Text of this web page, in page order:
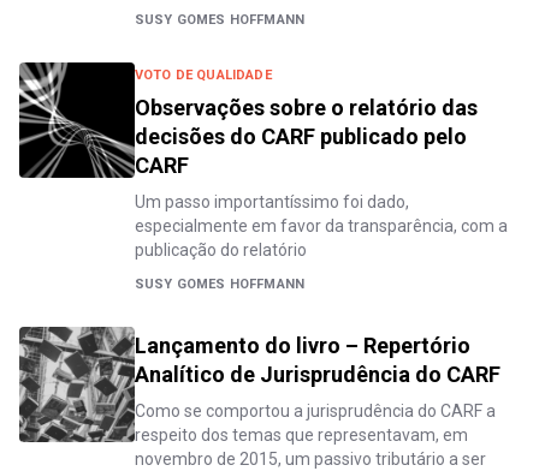
SUSY GOMES HOFFMANN
VOTO DE QUALIDADE
Observações sobre o relatório das
decisões do CARF publicado pelo
CARF
Um passo importantíssimo foi dado,
especialmente em favor da transparência, com a
publicação do relatório
SUSY GOMES HOFFMANN
Lançamento do livro – Repertório
Analítico de Jurisprudência do CARF
Como se comportou a jurisprudência do CARF a
respeito dos temas que representavam, em
novembro de 2015, um passivo tributário a ser